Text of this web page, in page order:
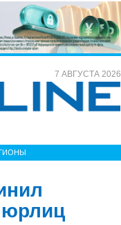
7 АВГУСТА 2026
юрлиц